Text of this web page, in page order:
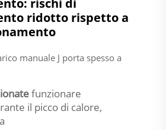
ridotto rispetto a
manuale J porta spesso a
funzionare
il picco di calore,